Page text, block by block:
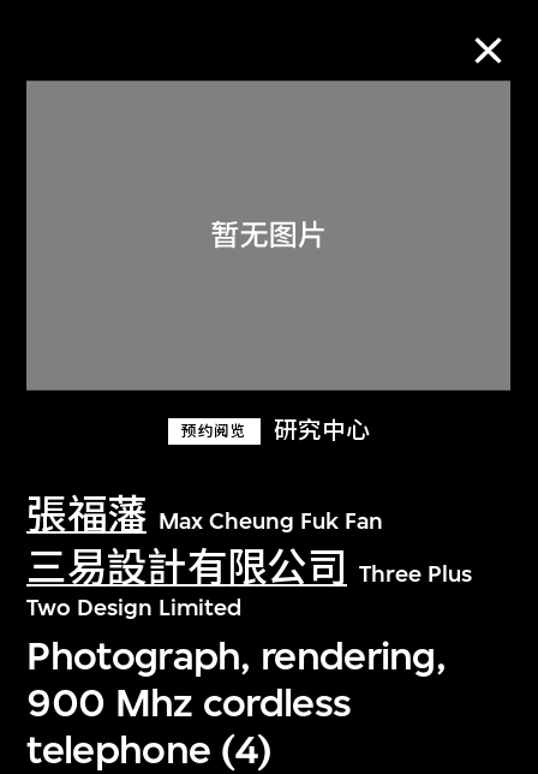
预约阅览 研究中心
張福藩 Max Cheung Fuk Fan
三易設計有限公司
Three Plus
Two Design Limited
Photograph, rendering,
900 Mhz cordless
telephone (4)
关于M+藏品
探索世界顶级的二十及二十一世纪视觉
文化藏品。